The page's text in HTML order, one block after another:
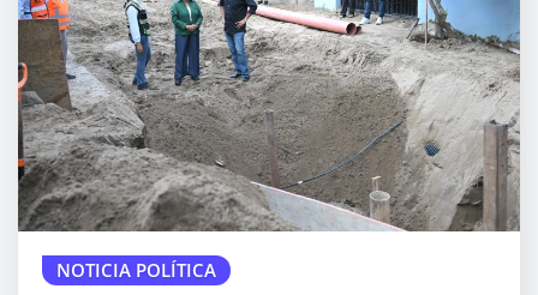
NOTICIA POLÍTICA